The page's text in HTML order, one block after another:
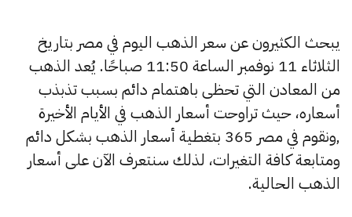
يبحث الكثيرون عن سعر الذهب اليوم في مصر بتاريخ
الثلاثاء 11 نوفمبر الساعة 11:50 صباحًا. يُعد الذهب
من المعادن التي تحظى باهتمام دائم بسبب تذبذب
أسعاره، حيث تراوحت أسعار الذهب في الأيام الأخيرة
,ونقوم في مصر 365 بتغطية أسعار الذهب بشكل دائم
ومتابعة كافة التغيرات، لذلك سنتعرف الآن على أسعار
الذهب الحالية.